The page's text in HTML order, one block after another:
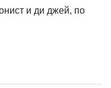
и ди джей, по